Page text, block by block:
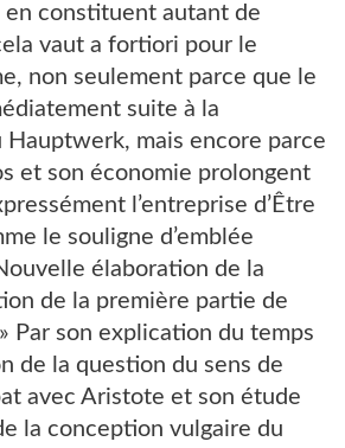
en constituent autant de
vaut a fortiori pour le
non seulement parce que le
suite à la
Hauptwerk, mais encore parce
et son économie prolongent
l’entreprise d’Être
le souligne d’emblée
élaboration de la
de la première partie de
Par son explication du temps
de la question du sens de
avec Aristote et son étude
la conception vulgaire du